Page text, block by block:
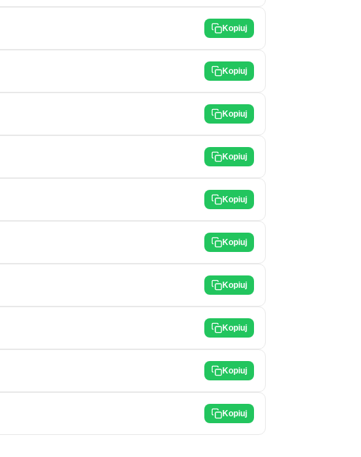
Kopiuj
Kopiuj
Kopiuj
Kopiuj
Kopiuj
Kopiuj
Kopiuj
Kopiuj
Kopiuj
Kopiuj